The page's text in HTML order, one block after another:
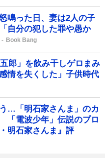
鳴った日、妻は2人の子
自分の犯した罪や愚か
Book Bang
郎」を飲み干しゲロまみ
情を失くした」子供時代
…「明石家さんま」のカ
「電波少年」伝説のプロ
明石家さんま』評